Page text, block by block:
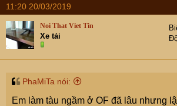
11:20 20/03/2019
Noi That Viet Tin
Xe tải
PhaMiTa nói:
Em làm tàu ngầm ở OF đã lâu nhưng